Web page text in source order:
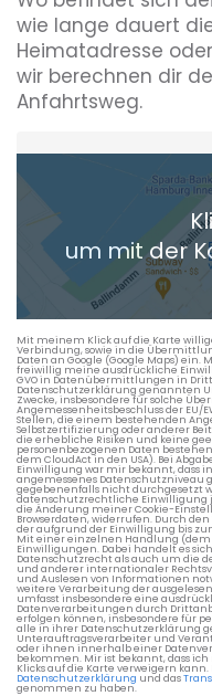
wie lange dauert
Heimatadresse
wir berechnen dir
Anfahrtsweg.
Heimatadresse
+ Aktuellen Standort
Die berechneten
Verkehrsdaten eines
um mit der
Mit meinem Klick auf die Karte
Verbindung, sowie in die
Daten an Google (Google Maps)
freiwillig meine ausdrückliche
GVO in Datenübermittlungen in
Datenschutzerklärung genannten
Zwecke, insbesondere für solche
Angemessenheitsbeschluss der EU/
Stellen, die einem bestehenden
Selbstzertifizierung oder anderer
die erhebliche Risiken und keine
personenbezogenen Daten bestehen
dem CloudAct in den USA). Bei
Einwilligung war mir bekannt, dass
angemessenes Datenschutzniveau
gegebenenfalls nicht durchgesetzt
datenschutzrechtliche Einwilligung
die Änderung meiner Cookie-
Browserdaten, widerrufen. Durch
der aufgrund der Einwilligung bis
Mit einer einzelnen Handlung
Einwilligungen. Dabei handelt es
Datenschutzrecht als auch um die
und anderer internationaler
und Auslesen von Informationen
weitere Verarbeitung der
umfasst insbesondere eine
Datenverarbeitungen durch
erfolgen können, insbesondere für
alle in ihrer Datenschutzerklärung
Unterauftragsverarbeiter und
oder ihnen innerhalb einer
bekommen. Mir ist bekannt, dass
Klicks auf die Karte verweigern
Datenschutzerklärung und das
genommen zu haben.